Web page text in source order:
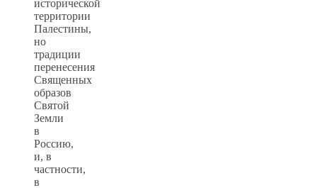
исторической
территории
Палестины,
но
традиции
перенесения
Священных
образов
Святой
Земли
в
Россию,
и, в
частности,
в